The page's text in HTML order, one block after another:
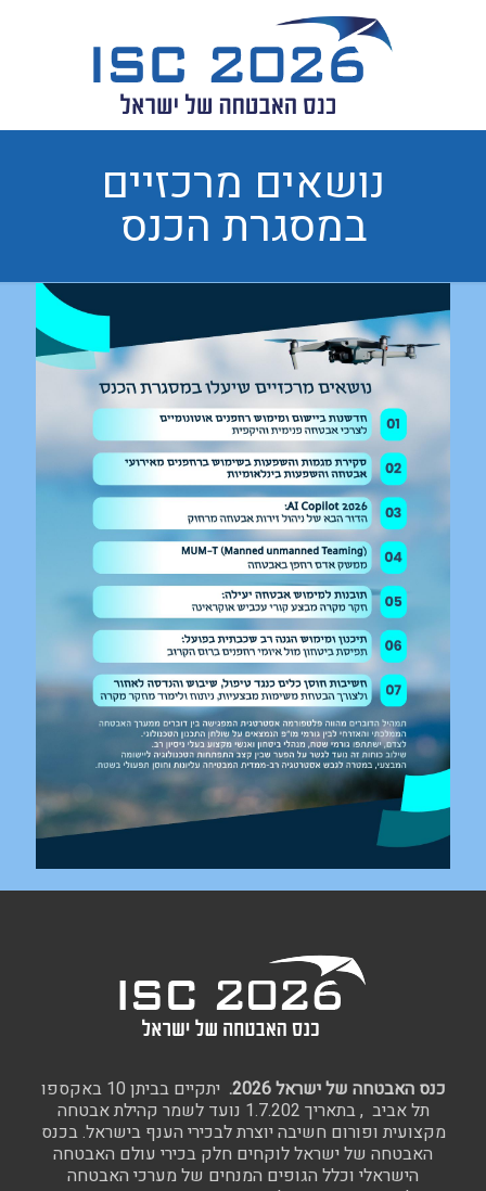
נושאים מרכזיים
במסגרת הכנס
כנס האבטחה של ישראל 2026.
יתקיים בביתן 10 באקספו
תל אביב , בתאריך 1.7.202 נועד לשמר קהילת אבטחה
מקצועית ופורום חשיבה יוצרת לבכירי הענף בישראל. בכנס
האבטחה של ישראל לוקחים חלק בכירי עולם האבטחה
הישראלי וכלל הגופים המנחים של מערכי האבטחה